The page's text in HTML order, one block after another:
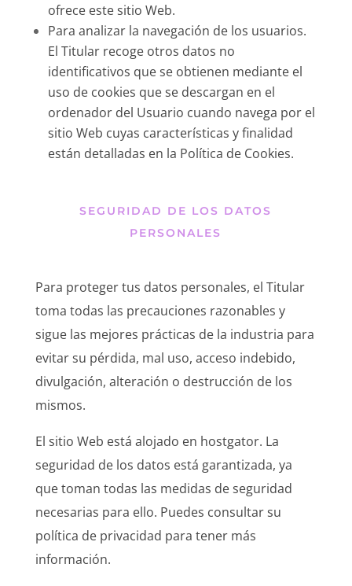
ofrece este sitio Web.
Para analizar la navegación de los usuarios.
El Titular recoge otros datos no
identificativos que se obtienen mediante el
uso de cookies que se descargan en el
ordenador del Usuario cuando navega por el
sitio Web cuyas características y finalidad
están detalladas en la Política de Cookies.
SEGURIDAD DE LOS DATOS
PERSONALES
Para proteger tus datos personales, el Titular
toma todas las precauciones razonables y
sigue las mejores prácticas de la industria para
evitar su pérdida, mal uso, acceso indebido,
divulgación, alteración o destrucción de los
mismos.
El sitio Web está alojado en hostgator. La
seguridad de los datos está garantizada, ya
que toman todas las medidas de seguridad
necesarias para ello. Puedes consultar su
política de privacidad para tener más
información.